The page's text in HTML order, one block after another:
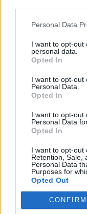
Personal Data
I want to opt-out
personal data.
Opted In
I want to opt-out
Personal Data.
Opted In
I want to opt-out
Personal Data
Opted In
I want to opt-out
Retention, Sale,
Personal Data
Purposes for
Opted Out
CONFIRM
ΡΟΗ
Χρηματιστήριο:
Δείκτης Τιμών, με
07/08/2026 - 13:07
ΕΛΣΤΑΤ: Στο 3,4%
Ιούλιο
07/08/2026 - 12:46
Εμπρησμός της
07/08/2026 - 12:27
Η νέα σειρά
Vodafone
07/08/2026 - 11:57